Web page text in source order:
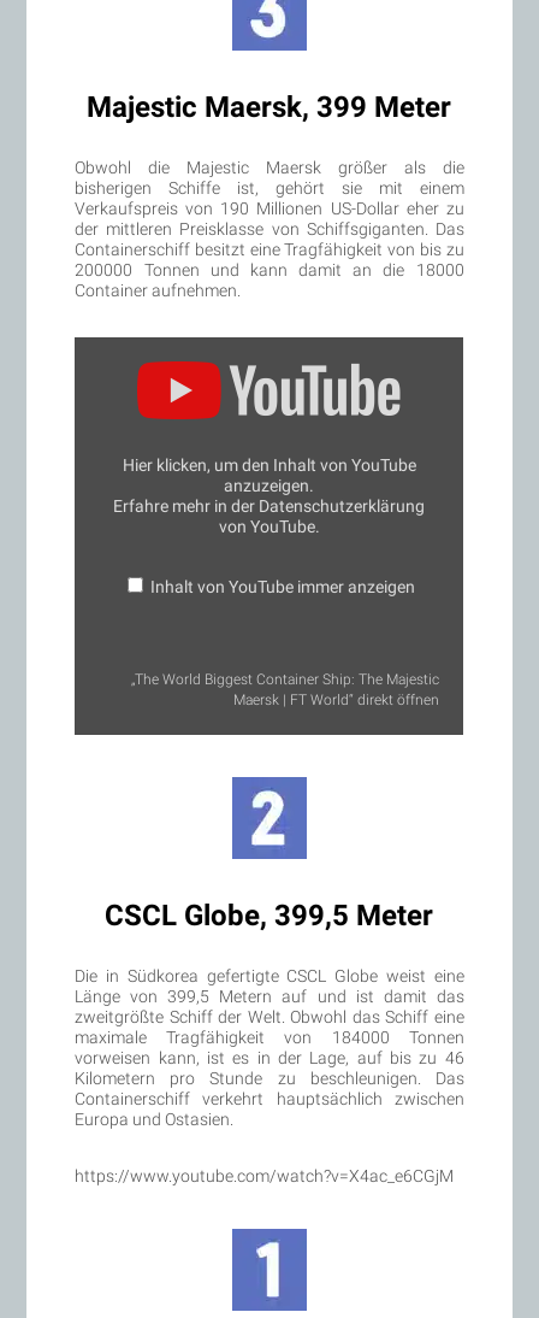
Majestic Maersk, 399 Meter
Obwohl die Majestic Maersk größer als die
bisherigen Schiffe ist, gehört sie mit einem
Verkaufspreis von 190 Millionen US-Dollar eher zu
der mittleren Preisklasse von Schiffsgiganten. Das
Containerschiff besitzt eine Tragfähigkeit von bis zu
200000 Tonnen und kann damit an die 18000
Container aufnehmen.
Container
Maersk
anzeigen
Hier klicken, um den Inhalt von YouTube
anzuzeigen.
Erfahre mehr in der Datenschutzerklärung
von YouTube.
Inhalt von YouTube immer anzeigen
„The World Biggest Container Ship: The Majestic
Maersk | FT World“ direkt öffnen
CSCL Globe, 399,5 Meter
Die in Südkorea gefertigte CSCL Globe weist eine
Länge von 399,5 Metern auf und ist damit das
zweitgrößte Schiff der Welt. Obwohl das Schiff eine
maximale Tragfähigkeit von 184000 Tonnen
vorweisen kann, ist es in der Lage, auf bis zu 46
Kilometern pro Stunde zu beschleunigen. Das
Containerschiff verkehrt hauptsächlich zwischen
Europa und Ostasien.
https://www.youtube.com/watch?v=X4ac_e6CGjM